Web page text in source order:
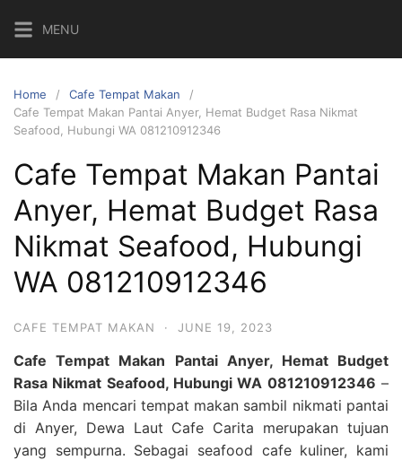
content
MENU
Home
Cafe Tempat Makan
Cafe Tempat Makan Pantai Anyer, Hemat Budget Rasa Nikmat
Seafood, Hubungi WA 081210912346
Cafe Tempat Makan Pantai
Anyer, Hemat Budget Rasa
Nikmat Seafood, Hubungi
WA 081210912346
CAFE TEMPAT MAKAN · JUNE 19, 2023
Cafe Tempat Makan Pantai Anyer, Hemat Budget
Rasa Nikmat Seafood, Hubungi WA 081210912346 –
Bila Anda mencari tempat makan sambil nikmati pantai
di Anyer, Dewa Laut Cafe Carita merupakan tujuan
yang sempurna. Sebagai seafood cafe kuliner, kami